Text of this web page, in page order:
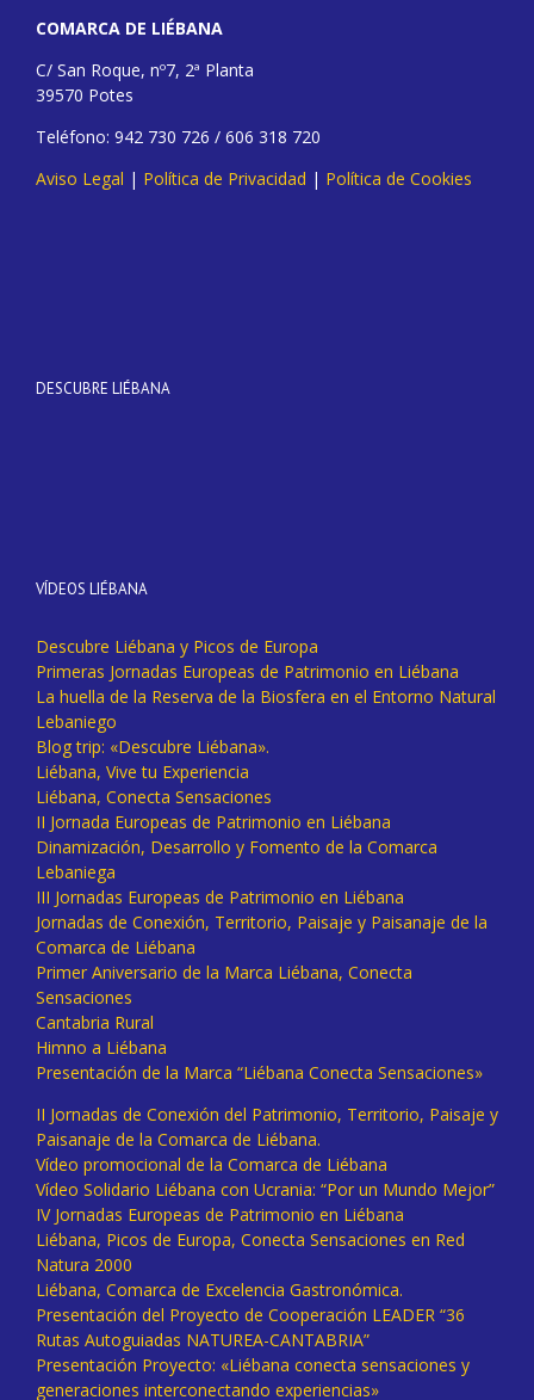
COMARCA DE LIÉBANA
C/ San Roque, nº7, 2ª Planta
39570 Potes
Teléfono: 942 730 726 / 606 318 720
Aviso Legal | Política de Privacidad | Política de Cookies
DESCUBRE LIÉBANA
VÍDEOS LIÉBANA
Descubre Liébana y Picos de Europa
Primeras Jornadas Europeas de Patrimonio en Liébana
La huella de la Reserva de la Biosfera en el Entorno Natural
Lebaniego
Blog trip: «Descubre Liébana».
Liébana, Vive tu Experiencia
Liébana, Conecta Sensaciones
II Jornada Europeas de Patrimonio en Liébana
Dinamización, Desarrollo y Fomento de la Comarca
Lebaniega
III Jornadas Europeas de Patrimonio en Liébana
Jornadas de Conexión, Territorio, Paisaje y Paisanaje de la
Comarca de Liébana
Primer Aniversario de la Marca Liébana, Conecta
Sensaciones
Cantabria Rural
Himno a Liébana
Presentación de la Marca “Liébana Conecta Sensaciones»
II Jornadas de Conexión del Patrimonio, Territorio, Paisaje y
Paisanaje de la Comarca de Liébana.
Vídeo promocional de la Comarca de Liébana
Vídeo Solidario Liébana con Ucrania: “Por un Mundo Mejor”
IV Jornadas Europeas de Patrimonio en Liébana
Liébana, Picos de Europa, Conecta Sensaciones en Red
Natura 2000
Liébana, Comarca de Excelencia Gastronómica.
Presentación del Proyecto de Cooperación LEADER “36
Rutas Autoguiadas NATUREA-CANTABRIA”
Presentación Proyecto: «Liébana conecta sensaciones y
generaciones interconectando experiencias»